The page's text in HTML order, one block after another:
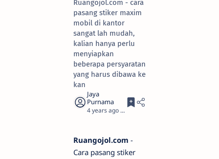
Ruangojol.com - cara
pasang stiker maxim
mobil di kantor
sangat lah mudah,
kalian hanya perlu
menyiapkan
beberapa persyaratan
yang harus dibawa ke
kan
4 years ago 2
Ruangojol.com -
Cara pasang stiker